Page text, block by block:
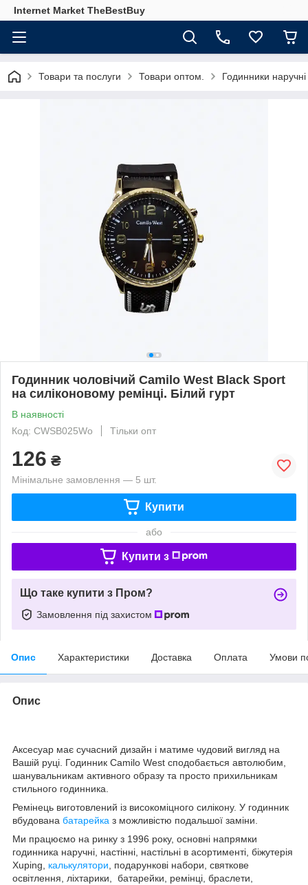
Internet Market TheBestBuy
Товари та послуги Товари оптом. Годинники
Годинник чоловічий Camilo West Black Sport
на силіконовому ремінці. Білий гурт
В наявності
Код: CWSB025Wо
Тільки опт
126 ₴
Мінімальне замовлення — 5 шт.
Купити
або
Купити з
Що таке купити з Пром?
Замовлення під захистом
Опис Характеристики Доставка Оплата Умови
Опис
Аксесуар має сучасний дизайн і матиме чудовий вигляд на
Вашій руці. Годинник Camilo West сподобається автолюбим,
шанувальникам активного образу та просто прихильникам
стильного годинника.
Ремінець виготовлений із високоміцного силікону. У годинник
вбудована батарейка з можливістю подальшої заміни.
Ми працюємо на ринку з 1996 року, основні напрямки
годинника наручні, настінні, настільні в асортименті, біжутерія
Xuping, калькулятори, подарункові набори, святкове
освітлення, ліхтарики, батарейки, ремінці, браслети,